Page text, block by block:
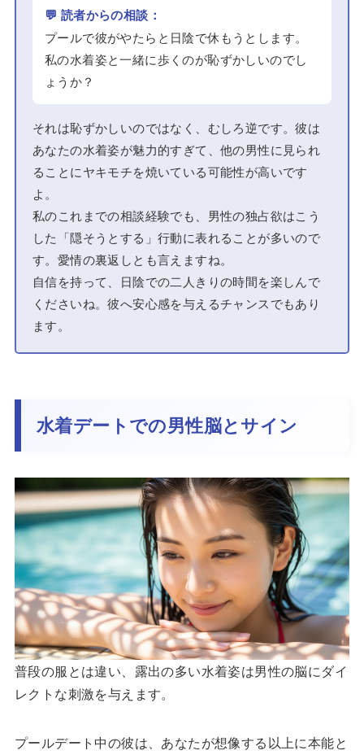
💬 読者からの相談：
プールで彼がやたらと日陰で休もうとします。
私の水着姿と一緒に歩くのが恥ずかしいのでし
ょうか？
それは恥ずかしいのではなく、むしろ逆です。彼は
あなたの水着姿が魅力的すぎて、他の男性に見られ
ることにヤキモチを焼いている可能性が高いです
よ。
私のこれまでの相談経験でも、男性の独占欲はこう
した「隠そうとする」行動に表れることが多いので
す。愛情の裏返しとも言えますね。
自信を持って、日陰での二人きりの時間を楽しんで
くださいね。彼へ安心感を与えるチャンスでもあり
ます。
水着デートでの男性脳とサイン
普段の服とは違い、露出の多い水着姿は男性の脳にダイ
レクトな刺激を与えます。
プールデート中の彼は、あなたが想像する以上に本能と